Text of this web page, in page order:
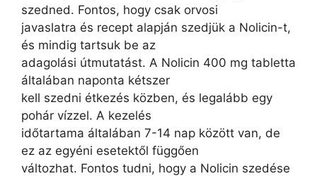
szedned. Fontos, hogy csak orvosi
javaslatra és recept alapján szedjük a Nolicin-t,
és mindig tartsuk be az
adagolási útmutatást. A Nolicin 400 mg tabletta
általában naponta kétszer
kell szedni étkezés közben, és legalább egy
pohár vízzel. A kezelés
időtartama általában 7-14 nap között van, de
ez az egyéni esetektől függően
változhat. Fontos tudni, hogy a Nolicin szedése